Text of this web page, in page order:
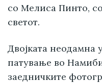
со Мелиса Пинто,
светот.
Двојката неодамна
патување во
заедничките